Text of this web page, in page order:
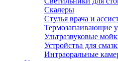
Скалеры
Стулья врача и
Термозапаивающие
Ультразвуковые
Устройства для
Интраоральные